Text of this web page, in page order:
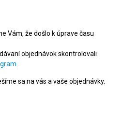
Vám, že došlo k úprave času
objednávok skontrolovali
sa na vás a vaše objednávky.